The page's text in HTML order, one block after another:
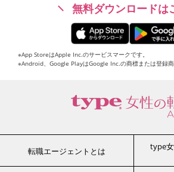
無料ダウンロードは
※App StoreはApple Inc.のサービスマークです。
※Android、Google PlayはGoogle Inc.の商標または登録商
転職エージェントとは
type